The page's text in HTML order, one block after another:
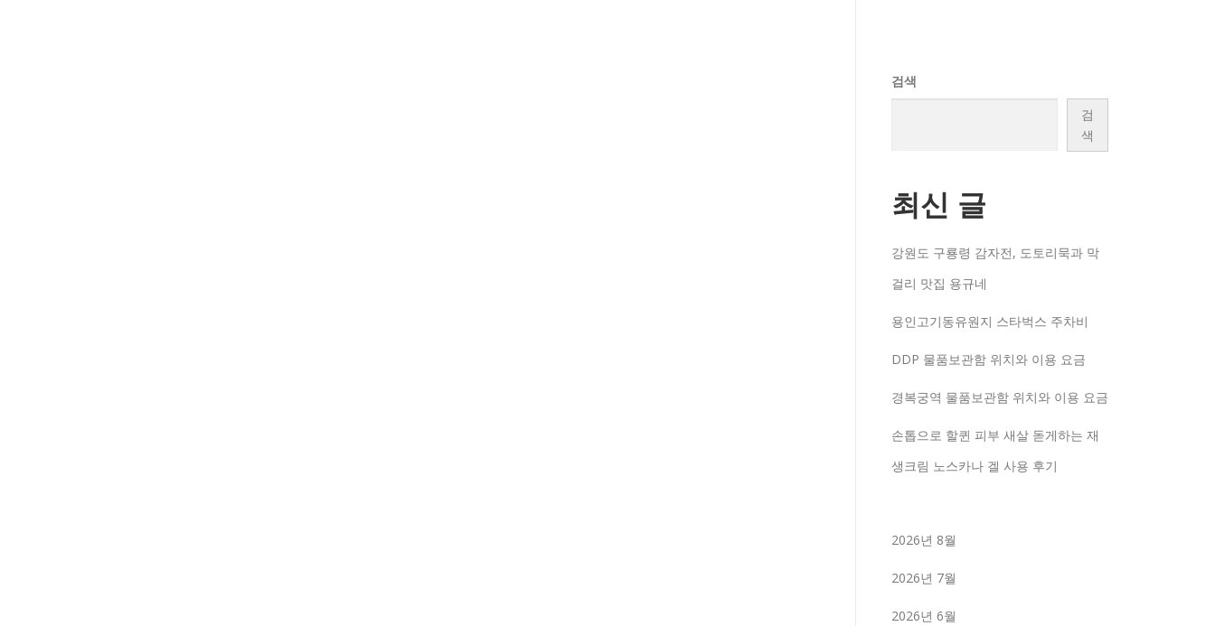
검색
검
색
최신 글
강원도 구룡령 감자전, 도토리묵과 막
걸리 맛집 용규네
용인고기동유원지 스타벅스 주차비
DDP 물품보관함 위치와 이용 요금
경복궁역 물품보관함 위치와 이용 요금
손톱으로 할퀸 피부 새살 돋게하는 재
생크림 노스카나 겔 사용 후기
2026년 8월
2026년 7월
2026년 6월